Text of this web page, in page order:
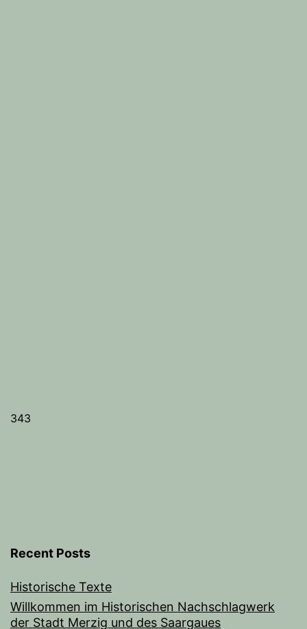
343
Recent Posts
Historische Texte
Willkommen im Historischen Nachschlagwerk
der Stadt Merzig und des Saargaues